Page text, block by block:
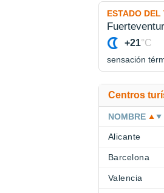
ESTADO
+21°C
sensación
Centros
NOMBRE
Alicante
Barcelona
Valencia